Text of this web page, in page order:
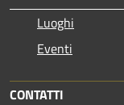
Luoghi
Eventi
CONTATTI